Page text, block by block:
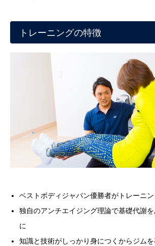
トレーニングの特徴
ベストボディジャパン優勝者がトレーニ
独自のアンチエイジング理論で基礎代謝
に
知識と技術がしっかり身につくからジム